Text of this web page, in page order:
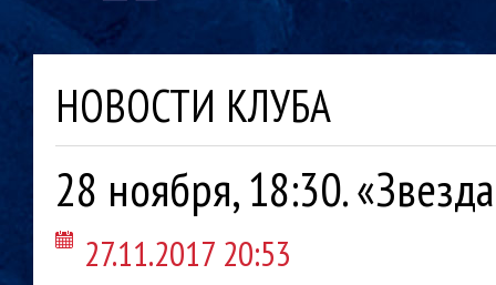
НОВОСТИ КЛУБА
28 ноября, 18:30.
27.11.2017 20:53